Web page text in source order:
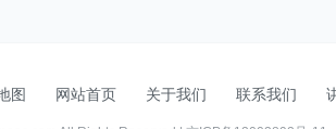
图 网站首页 关于我们 联系我们